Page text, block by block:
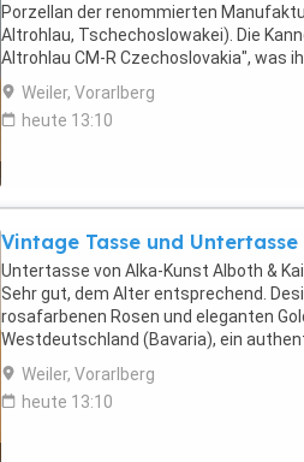
Porzellan der renommierten
Altrohlau, Tschechoslowakei). Die
Altrohlau CM-R Czechoslovakia", was
zwischen 1918 und 1939 vermuten
Weiler, Vorarlberg
heute 13:10
Vintage Tasse und Untertasse
Untertasse von Alka-Kunst Alboth &
Sehr gut, dem Alter entsprechend.
rosafarbenen Rosen und eleganten
Westdeutschland (Bavaria), ein
60er Jahren. Ideal für: Sammler, ...
Weiler, Vorarlberg
heute 13:10